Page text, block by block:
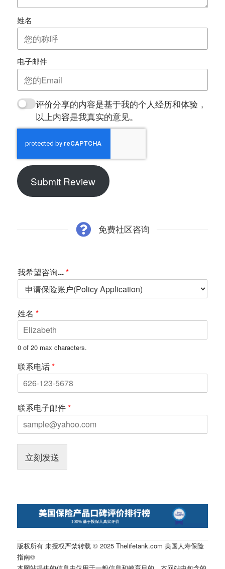
姓名
电子邮件
评价分享的内容是基于我的个人经历和体验，
以上内容是我真实的意见。
Submit Review
免费社区咨询
我希望咨询...*
姓名 *
0 of 20 max characters.
联系电话*
联系电子邮件*
立刻发送
版权所有 未授权严禁转载 © 2025 Thelifetank.com 美国人寿保险
指南©️